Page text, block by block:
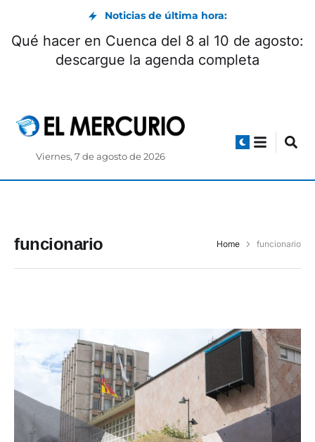
Noticias de última hora:
Qué hacer en Cuenca del 8 al 10 de agosto:
descargue la agenda completa
Viernes, 7 de agosto de 2026
funcionario Home funcionario